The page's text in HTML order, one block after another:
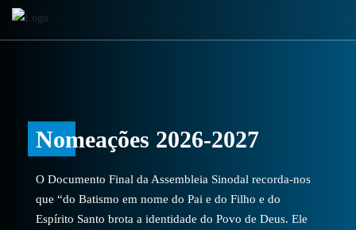
Nomeações 2026-2027
O Documento Final da Assembleia Sinodal recorda-nos
que “do Batismo em nome do Pai e do Filho e do
Espírito Santo brota a identidade do Povo de Deus. Ele